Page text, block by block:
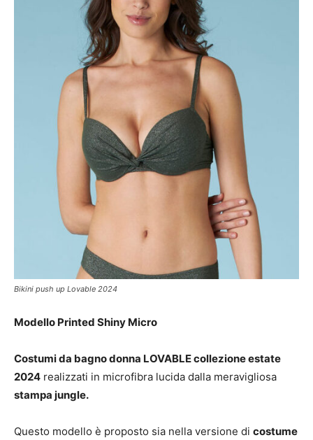
Bikini push up Lovable 2024
Modello Printed Shiny Micro
Costumi da bagno donna LOVABLE collezione estate
2024 realizzati in microfibra lucida dalla meravigliosa
stampa jungle.
Questo modello è proposto sia nella versione di costume